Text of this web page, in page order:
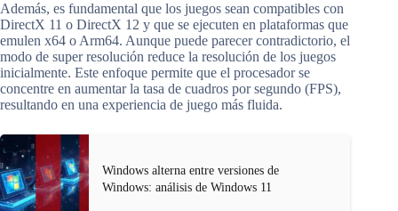
Además, es fundamental que los juegos sean compatibles con
DirectX 11 o DirectX 12 y que se ejecuten en plataformas que
emulen x64 o Arm64. Aunque puede parecer contradictorio, el
modo de super resolución reduce la resolución de los juegos
inicialmente. Este enfoque permite que el procesador se
concentre en aumentar la tasa de cuadros por segundo (FPS),
resultando en una experiencia de juego más fluida.
Windows alterna entre versiones de
Windows: análisis de Windows 11